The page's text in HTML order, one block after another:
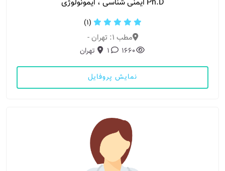
Ph.D ایمنی شناسی ، ایمونولوژی
(1)
مطب 1: تهران -
1660
1 تهران
نمایش پروفایل